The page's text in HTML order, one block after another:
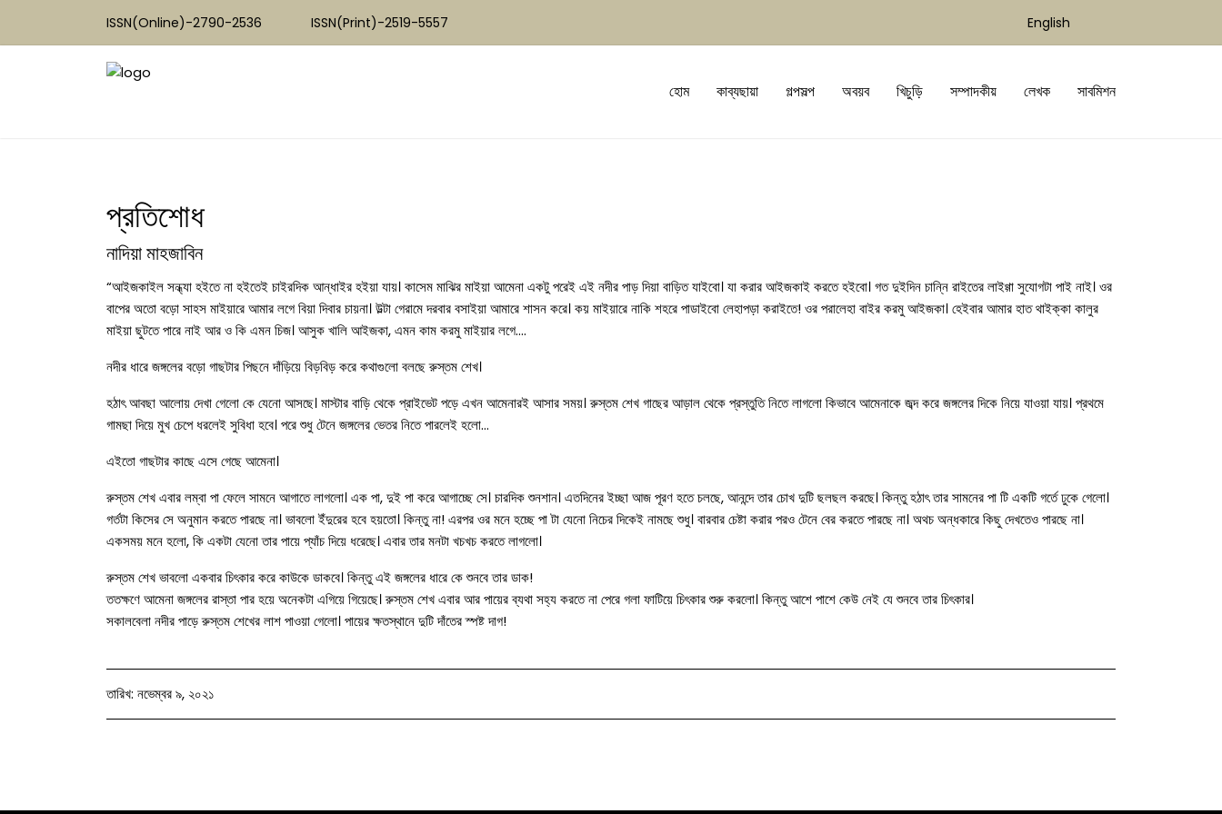
ISSN(Online)-2790-2536 ISSN(Print)-2519-5557 English
হোম কাব্যছায়া গল্পসল্প অবয়ব খিচুড়ি সম্পাদকীয় লেখক সাবমিশন
প্রতিশোধ
নাদিয়া মাহজাবিন
“আইজকাইল সন্ধ্যা হইতে না হইতেই চাইরদিক আন্ধাইর হইয়া যায়। কাসেম মাঝির মাইয়া আমেনা একটু পরেই এই নদীর পাড় দিয়া বাড়িত যাইবো। যা করার আইজকাই করতে হইবো। গত দুইদিন চান্নি রাইতের লাইগ্গা সুযোগটা পাই নাই। ওর
বাপের অতো বড়ো সাহস মাইয়ারে আমার লগে বিয়া দিবার চায়না। উল্টা গেরামে দরবার বসাইয়া আমারে শাসন করে। কয় মাইয়ারে নাকি শহরে পাডাইবো লেহাপড়া করাইতে! ওর পরালেহা বাইর করমু আইজকা। হেইবার আমার হাত থাইক্কা কালুর
মাইয়া ছুটতে পারে নাই আর ও কি এমন চিজ। আসুক খালি আইজকা, এমন কাম করমু মাইয়ার লগে….
নদীর ধারে জঙ্গলের বড়ো গাছটার পিছনে দাঁড়িয়ে বিড়বিড় করে কথাগুলো বলছে রুস্তম শেখ।
হঠাৎ আবছা আলোয় দেখা গেলো কে যেনো আসছে। মাস্টার বাড়ি থেকে প্রাইভেট পড়ে এখন আমেনারই আসার সময়। রুস্তম শেখ গাছের আড়াল থেকে প্রস্তুতি নিতে লাগলো কিভাবে আমেনাকে জব্দ করে জঙ্গলের দিকে নিয়ে যাওয়া যায়। প্রথমে
গামছা দিয়ে মুখ চেপে ধরলেই সুবিধা হবে। পরে শুধু টেনে জঙ্গলের ভেতর নিতে পারলেই হলো…
এইতো গাছটার কাছে এসে গেছে আমেনা।
রুস্তম শেখ এবার লম্বা পা ফেলে সামনে আগাতে লাগলো। এক পা, দুই পা করে আগাচ্ছে সে। চারদিক শুনশান। এতদিনের ইচ্ছা আজ পূরণ হতে চলছে, আনন্দে তার চোখ দুটি ছলছল করছে। কিন্তু হঠাৎ তার সামনের পা টি একটি গর্তে ঢুকে গেলো।
গর্তটা কিসের সে অনুমান করতে পারছে না। ভাবলো ইঁদুরের হবে হয়তো। কিন্তু না! এরপর ওর মনে হচ্ছে পা টা যেনো নিচের দিকেই নামছে শুধু। বারবার চেষ্টা করার পরও টেনে বের করতে পারছে না। অথচ অন্ধকারে কিছু দেখতেও পারছে না।
একসময় মনে হলো, কি একটা যেনো তার পায়ে প্যাঁচ দিয়ে ধরেছে। এবার তার মনটা খচখচ করতে লাগলো।
রুস্তম শেখ ভাবলো একবার চিৎকার করে কাউকে ডাকবে। কিন্তু এই জঙ্গলের ধারে কে শুনবে তার ডাক!
ততক্ষণে আমেনা জঙ্গলের রাস্তা পার হয়ে অনেকটা এগিয়ে গিয়েছে। রুস্তম শেখ এবার আর পায়ের ব্যথা সহ্য করতে না পেরে গলা ফাটিয়ে চিৎকার শুরু করলো। কিন্তু আশে পাশে কেউ নেই যে শুনবে তার চিৎকার।
সকালবেলা নদীর পাড়ে রুস্তম শেখের লাশ পাওয়া গেলো। পায়ের ক্ষতস্থানে দুটি দাঁতের স্পষ্ট দাগ!
তারিখ: নভেম্বর ৯, ২০২১